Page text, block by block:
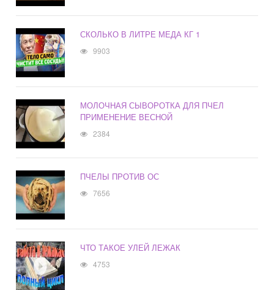
СКОЛЬКО В ЛИТРЕ МЕДА КГ 1
9903
МОЛОЧНАЯ СЫВОРОТКА ДЛЯ ПЧЕЛ
ПРИМЕНЕНИЕ ВЕСНОЙ
2384
ПЧЕЛЫ ПРОТИВ ОС
7656
ЧТО ТАКОЕ УЛЕЙ ЛЕЖАК
4753